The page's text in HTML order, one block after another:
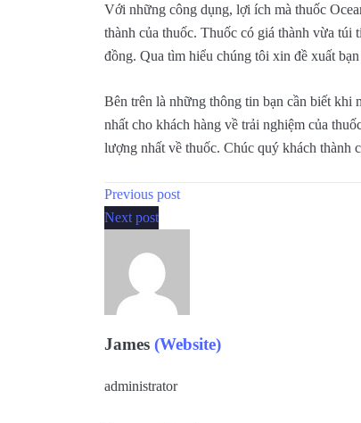
Với những công dụng, lợi ích mà thuốc
thành của thuốc. Thuốc có giá thành vừa
đồng. Qua tìm hiểu chúng tôi xin đề xuất
Bên trên là những thông tin bạn cần biết khi
nhất cho khách hàng về trải nghiệm của
lượng nhất về thuốc. Chúc quý khách thành
Previous post
Next post
James (Website)
administrator